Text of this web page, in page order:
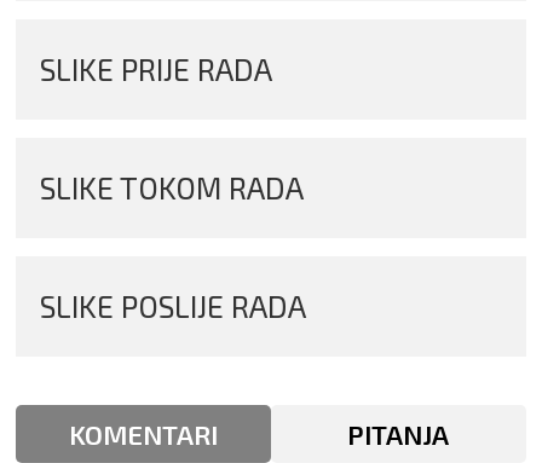
SLIKE PRIJE RADA
SLIKE TOKOM RADA
SLIKE POSLIJE RADA
KOMENTARI PITANJA